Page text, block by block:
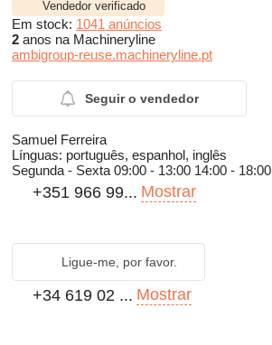
Vendedor verificado
Em stock: 1041 anúncios
2 anos na Machineryline
ambigroup-reuse.machineryline.pt
Seguir o vendedor
Samuel Ferreira
Línguas: português, espanhol, inglês
Segunda - Sexta 09:00 - 13:00 14:00 - 18:00
+351 966 99... Mostrar
Ligue-me, por favor.
+34 619 02 ... Mostrar